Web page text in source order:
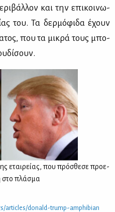
και την επι­κοι­νω­
του. Τα δερ­μό­φι­δα έχουν
που τα μι­κρά τους μπο­
εται­ρεί­ας, που πρό­σθε­σε προ­ε­
στο πλά­σμα
​art​icle​s/​donald-​trump-​amp​hibi​an